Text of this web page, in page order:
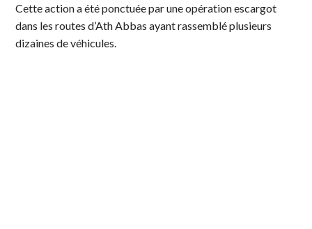
Cette action a été ponctuée par une opération escargot
dans les routes d’Ath Abbas ayant rassemblé plusieurs
dizaines de véhicules.